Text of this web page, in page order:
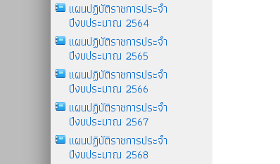
แผนปฏิบัติราชการประจำ
ปีงบประมาณ 2564
แผนปฏิบัติราชการประจำ
ปีงบประมาณ 2565
แผนปฏิบัติราชการประจำ
ปีงบประมาณ 2566
แผนปฏิบัติราชการประจำ
ปีงบประมาณ 2567
แผนปฏิบัติราชการประจำ
ปีงบประมาณ 2568